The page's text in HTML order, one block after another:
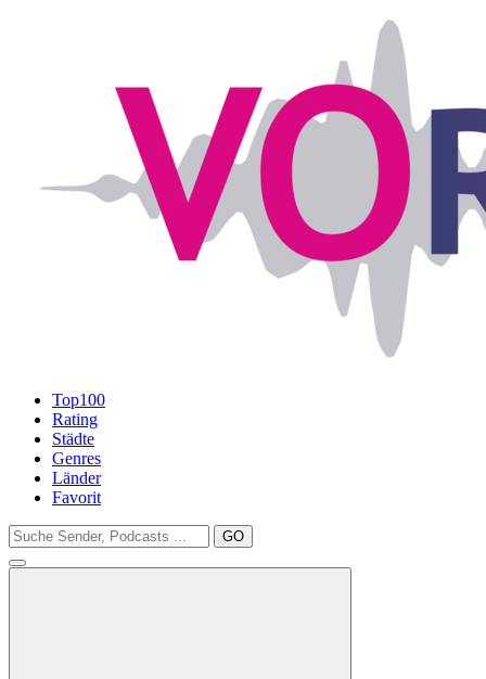
Top100
Rating
Städte
Genres
Länder
Favorit
GO